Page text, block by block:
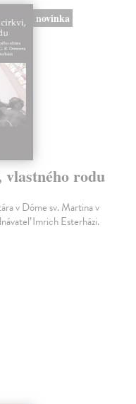
novinka
rodu
v Dóme sv. Martina v
Imrich Esterházi.